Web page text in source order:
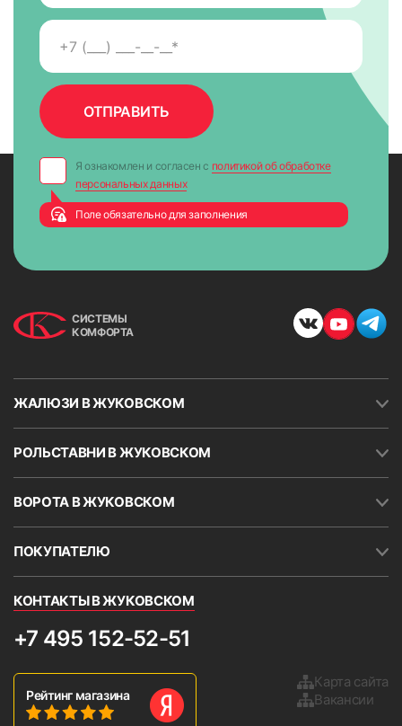
Я ознакомлен и согласен с политикой об обработке
персональных данных
Поле обязательно для заполнения
СИСТЕМЫ
КОМФОРТА
ЖАЛЮЗИ В ЖУКОВСКОМ
РОЛЬСТАВНИ В ЖУКОВСКОМ
ВОРОТА В ЖУКОВСКОМ
ПОКУПАТЕЛЮ
КОНТАКТЫ В ЖУКОВСКОМ
+7 495 152-52-51
Рейтинг магазина
Карта сайта
Вакансии